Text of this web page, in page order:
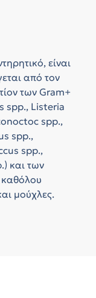
είναι
από τον
των Gram+
spp., Listeria
spp.,
spp.,
spp.,
και των
καθόλου
μούχλες.